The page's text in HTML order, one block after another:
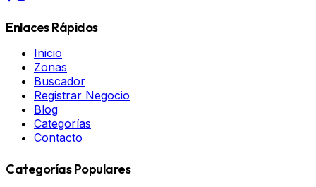
Enlaces Rápidos
Inicio
Zonas
Buscador
Registrar Negocio
Blog
Categorías
Contacto
Categorías Populares